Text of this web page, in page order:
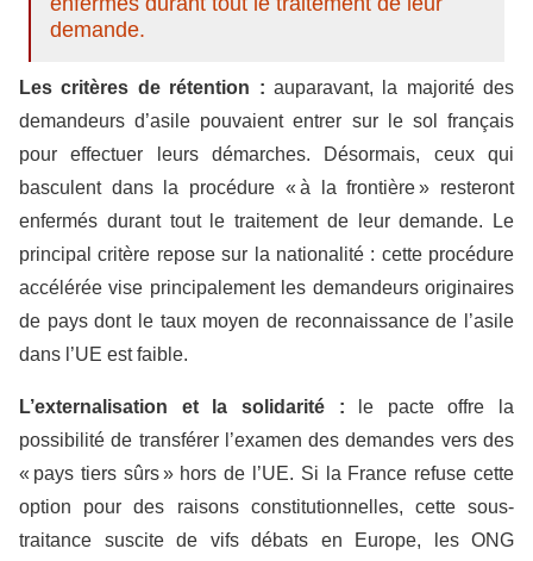
demande.
Les critères de rétention : auparavant, la majorité des
demandeurs d’asile pouvaient entrer sur le sol français
pour effectuer leurs démarches. Désormais, ceux qui
basculent dans la procédure « à la frontière » resteront
enfermés durant tout le traitement de leur demande. Le
principal critère repose sur la nationalité : cette procédure
accélérée vise principalement les demandeurs originaires
de pays dont le taux moyen de reconnaissance de l’asile
dans l’UE est faible.
L’externalisation et la solidarité : le pacte offre la
possibilité de transférer l’examen des demandes vers des
« pays tiers sûrs » hors de l’UE. Si la France refuse cette
option pour des raisons constitutionnelles, cette sous-
traitance suscite de vifs débats en Europe, les ONG